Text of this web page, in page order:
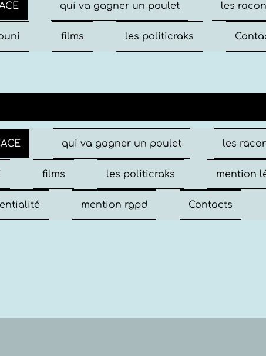
qui va gagner un poulet les
films les politicraks
qui va gagner un poulet les
films les politicraks mention
mention rgpd Contacts